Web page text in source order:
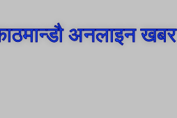
अनलाइन खबर